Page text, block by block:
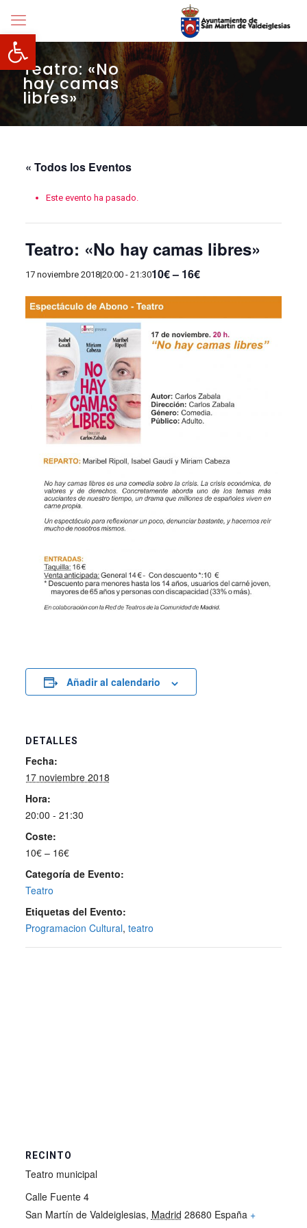
Abrir barra de herramientas
Teatro: «No
hay camas
libres»
« Todos los Eventos
Este evento ha pasado.
Teatro: «No hay camas libres»
17 noviembre 2018|20:00- 21:3010€ – 16€
Añadir al calendario
DETALLES
Fecha:
17 noviembre 2018
Hora:
20:00 - 21:30
Coste:
10€ – 16€
Categoría de Evento:
Teatro
Etiquetas del Evento:
Programacion Cultural, teatro
RECINTO
Teatro municipal
Calle Fuente 4
San Martín de Valdeiglesias, Madrid 28680 España +